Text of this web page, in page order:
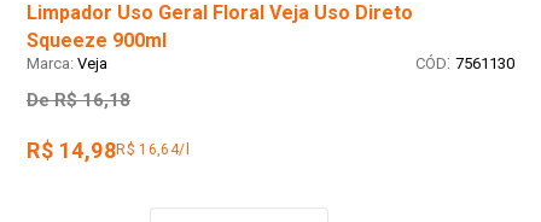
Limpador Uso Geral Floral Veja Uso Direto
Squeeze 900ml
Veja : 7561130
De R$ 16,18
R$ 14,98R$ 16,64/l